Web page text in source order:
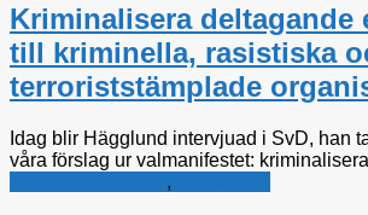
Kriminalisera deltagande
till kriminella, rasistiska
terroriststämplade
Idag blir Hägglund intervjuad i SvD, han
våra förslag ur valmanifestet:
,